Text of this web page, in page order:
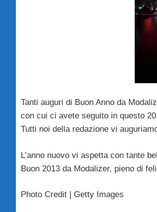
Tanti auguri di Buon Anno da
con cui ci avete seguito in questo
Tutti noi della redazione vi
L’anno nuovo vi aspetta con tante
Buon 2013 da Modalizer, pieno di
Photo Credit | Getty Images